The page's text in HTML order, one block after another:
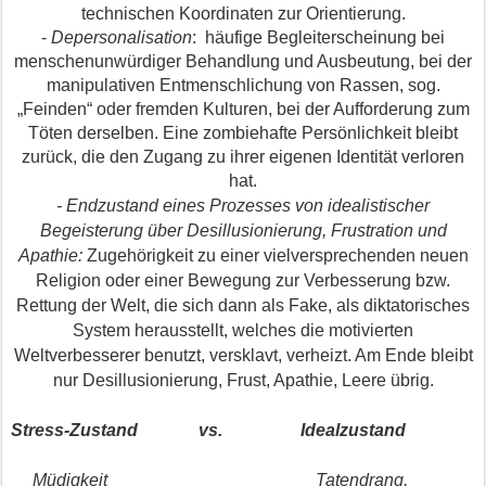
technischen Koordinaten zur Orientierung.
- Depersonalisation: häufige Begleiterscheinung bei
menschenunwürdiger Behandlung und Ausbeutung, bei der
manipulativen Entmenschlichung von Rassen, sog.
„Feinden“ oder fremden Kulturen, bei der Aufforderung zum
Töten derselben. Eine zombiehafte Persönlichkeit bleibt
zurück, die den Zugang zu ihrer eigenen Identität verloren
hat.
- Endzustand eines Prozesses von idealistischer
Begeisterung über Desillusionierung, Frustration und
Apathie: Zugehörigkeit zu einer vielversprechenden neuen
Religion oder einer Bewegung zur Verbesserung bzw.
Rettung der Welt, die sich dann als Fake, als diktatorisches
System herausstellt, welches die motivierten
Weltverbesserer benutzt, versklavt, verheizt. Am Ende bleibt
nur Desillusionierung, Frust, Apathie, Leere übrig.
Stress-Zustand vs. Idealzustand
Müdigkeit Tatendrang,